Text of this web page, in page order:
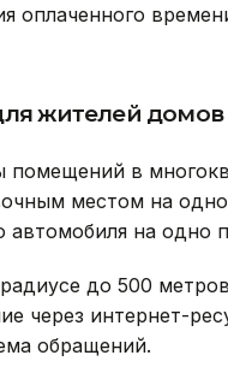
оплаченного
жителей домов
помещений в
местом на
автомобиля на одно
до 500
через интернет-
обращений.